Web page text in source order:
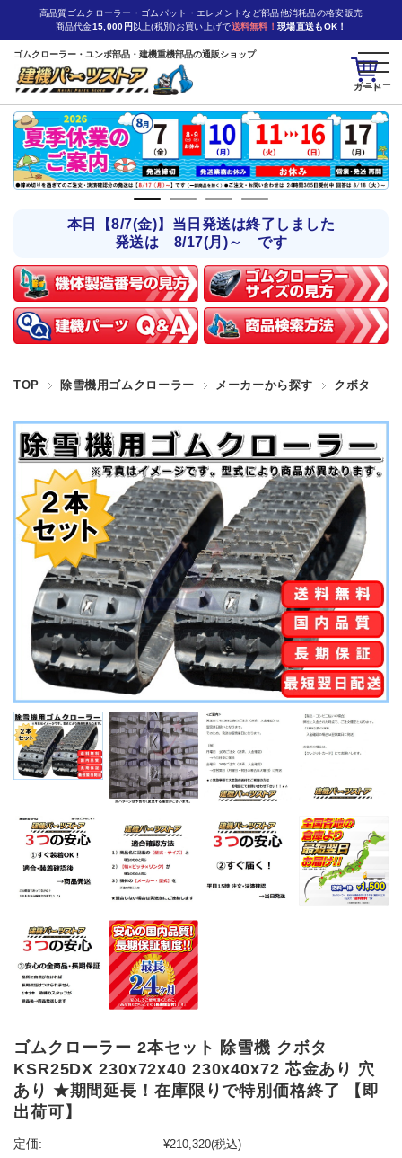
カート
高品質ゴムクローラー・ゴムパット・エレメントなど部品他消耗品の格安販売
商品代金15,000円 以上(税別)お買い上げで送料無料！ 現場直送もOK！
ゴムクローラー・ユンボ部品・建機重機部品の通販ショップ
本日【8/7(金)】当日発送は終了しました
発送は 8/17(月)～ です
TOP 除雪機用ゴムクローラー メーカーから探す クボタ
ゴムクローラー 2本セット 除雪機 クボタ
KSR25DX 230x72x40 230x40x72 芯金あり 穴
あり ★期間延長！在庫限りで特別価格終了 【即
出荷可】
定価: ¥210,320(税込)